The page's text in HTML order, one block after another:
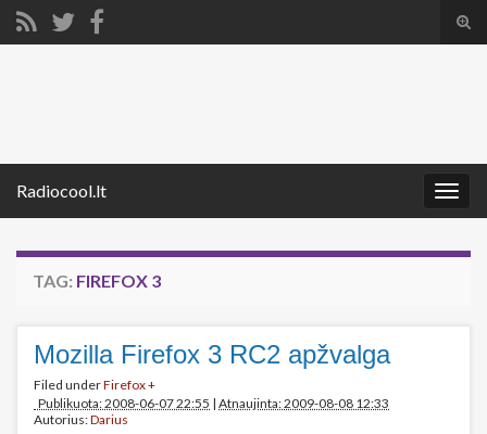
Radiocool.lt
TAG: FIREFOX 3
Mozilla Firefox 3 RC2 apžvalga
Filed underFirefox +
Publikuota: 2008-06-07 22:55 | Atnaujinta: 2009-08-08 12:33
Autorius:Darius